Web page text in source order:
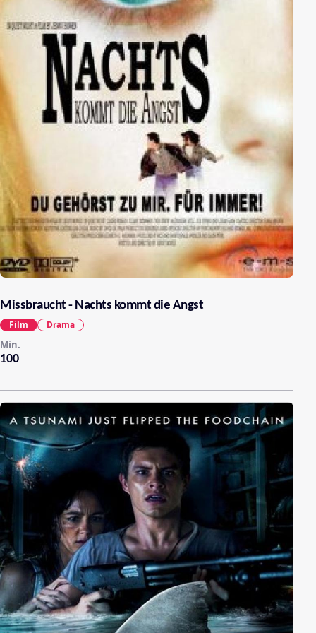
Missbraucht - Nachts kommt die Angst
100
Min.
Film Drama